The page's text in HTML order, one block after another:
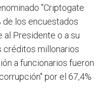
"Criptogate
de los encuestados
Presidente o a su
créditos millonarios
a funcionarios fueron
por el 67,4%